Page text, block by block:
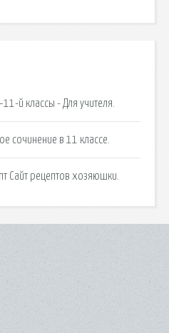
й классы - Для учителя.
сочинение в 11 классе.
Сайт рецептов хозяюшки.